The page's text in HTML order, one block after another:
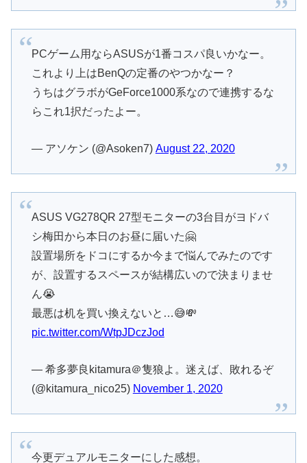
PCゲーム用ならASUSが1番コスパ良いかなー。
これより上はBenQの定番のやつかなー？
うちはグラボがGeForce1000系なので連携するな
らこれ1択だったよー。
— アソケン (@Asoken7) August 22, 2020
ASUS VG278QR 27型モニターの3台目がヨドバ
シ梅田から本日のお昼に届いた🤗
設置場所をドコにするか今まで悩んでみたのです
が、設置するスペースが結構広いので決まりませ
ん😭
最悪は机を買い換えないと…😅💸
pic.twitter.com/WtpJDczJod
— 希多夢良kitamura＠隻狼よ。迷えば、敗れるぞ
(@kitamura_nico25) November 1, 2020
今更デュアルモニターにした感想。